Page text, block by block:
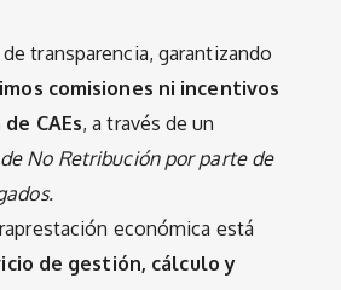
transparencia, garantizando
comisiones ni incentivos
CAEs, a través de un
No Retribución por parte de
económica está
de gestión, cálculo y